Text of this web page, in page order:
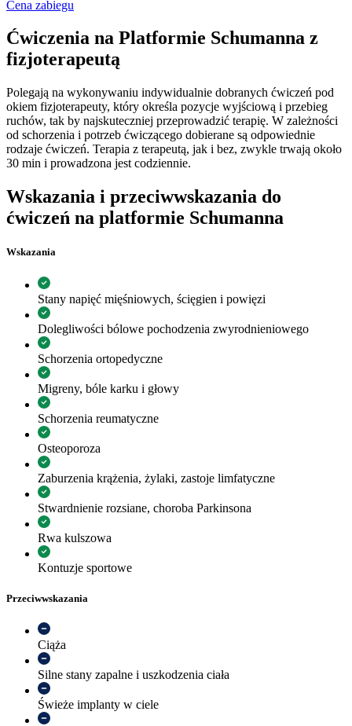
Cena zabiegu
Ćwiczenia na Platformie Schumanna z
fizjoterapeutą
Polegają na wykonywaniu indywidualnie dobranych ćwiczeń pod
okiem fizjoterapeuty, który określa pozycje wyjściową i przebieg
ruchów, tak by najskuteczniej przeprowadzić terapię. W zależności
od schorzenia i potrzeb ćwiczącego dobierane są odpowiednie
rodzaje ćwiczeń. Terapia z terapeutą, jak i bez, zwykle trwają około
30 min i prowadzona jest codziennie.
Wskazania i przeciwwskazania do
ćwiczeń na platformie Schumanna
Wskazania
Stany napięć mięśniowych, ścięgien i powięzi
Dolegliwości bólowe pochodzenia zwyrodnieniowego
Schorzenia ortopedyczne
Migreny, bóle karku i głowy
Schorzenia reumatyczne
Osteoporoza
Zaburzenia krążenia, żylaki, zastoje limfatyczne
Stwardnienie rozsiane, choroba Parkinsona
Rwa kulszowa
Kontuzje sportowe
Przeciwwskazania
Ciąża
Silne stany zapalne i uszkodzenia ciała
Świeże implanty w ciele